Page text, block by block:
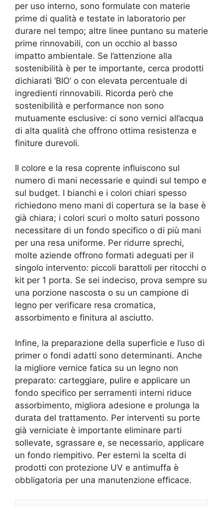
per uso interno, sono formulate con materie
prime di qualità e testate in laboratorio per
durare nel tempo; altre linee puntano su materie
prime rinnovabili, con un occhio al basso
impatto ambientale. Se l’attenzione alla
sostenibilità è per te importante, cerca prodotti
dichiarati ‘BIO’ o con elevata percentuale di
ingredienti rinnovabili. Ricorda però che
sostenibilità e performance non sono
mutuamente esclusive: ci sono vernici all’acqua
di alta qualità che offrono ottima resistenza e
finiture durevoli.
Il colore e la resa coprente influiscono sul
numero di mani necessarie e quindi sul tempo e
sul budget. I bianchi e i colori chiari spesso
richiedono meno mani di copertura se la base è
già chiara; i colori scuri o molto saturi possono
necessitare di un fondo specifico o di più mani
per una resa uniforme. Per ridurre sprechi,
molte aziende offrono formati adeguati per il
singolo intervento: piccoli barattoli per ritocchi o
kit per 1 porta. Se sei indeciso, prova sempre su
una porzione nascosta o su un campione di
legno per verificare resa cromatica,
assorbimento e finitura al asciutto.
Infine, la preparazione della superficie e l’uso di
primer o fondi adatti sono determinanti. Anche
la migliore vernice fatica su un legno non
preparato: carteggiare, pulire e applicare un
fondo specifico per serramenti interni riduce
assorbimento, migliora adesione e prolunga la
durata del trattamento. Per interventi su porte
già verniciate è importante eliminare parti
sollevate, sgrassare e, se necessario, applicare
un fondo riempitivo. Per esterni la scelta di
prodotti con protezione UV e antimuffa è
obbligatoria per una manutenzione efficace.